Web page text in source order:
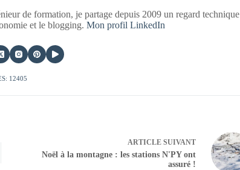
de formation, je partage depuis 2009 un regard technique
et le blogging.Mon profil LinkedIn
12405
ARTICLESUIVANT
Noël à la montagne : les stations N'PY ont
assuré !